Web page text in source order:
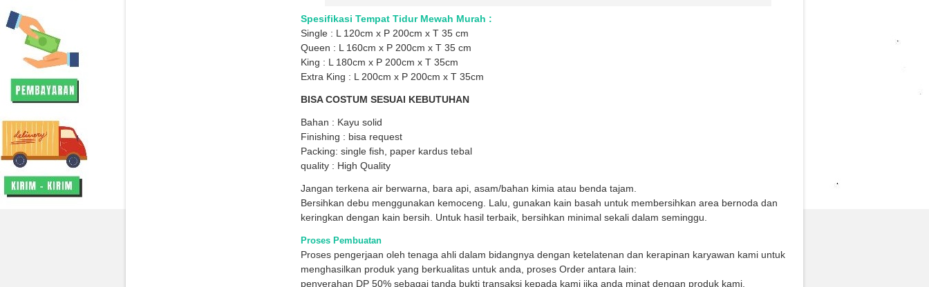
Spesifikasi Tempat Tidur Mewah Murah :
Single : L 120cm x P 200cm x T 35 cm
Queen : L 160cm x P 200cm x T 35 cm
King : L 180cm x P 200cm x T 35cm
Extra King : L 200cm x P 200cm x T 35cm
BISA COSTUM SESUAI KEBUTUHAN
Bahan : Kayu solid
Finishing : bisa request
Packing: single fish, paper kardus tebal
quality : High Quality
Jangan terkena air berwarna, bara api, asam/bahan kimia atau benda tajam.
Bersihkan debu menggunakan kemoceng. Lalu, gunakan kain basah untuk membersihkan area bernoda dan
keringkan dengan kain bersih. Untuk hasil terbaik, bersihkan minimal sekali dalam seminggu.
Proses Pembuatan
Proses pengerjaan oleh tenaga ahli dalam bidangnya dengan ketelatenan dan kerapinan karyawan kami untuk
menghasilkan produk yang berkualitas untuk anda, proses Order antara lain:
penyerahan DP 50% sebagai tanda bukti transaksi kepada kami jika anda minat dengan produk kami.